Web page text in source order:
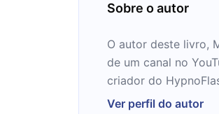
Sobre o autor
O autor deste livro,
de um canal no
criador do
emergencial,
Ver perfil do autor